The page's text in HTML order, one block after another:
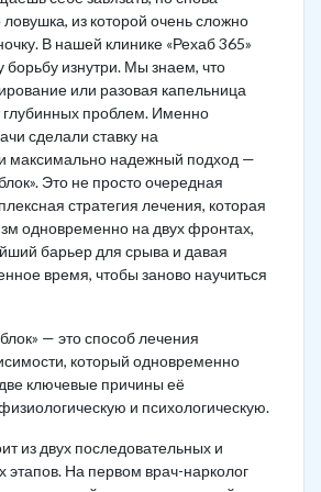
из которой очень сложно
В нашей клинике «Рехаб 365»
изнутри. Мы знаем, что
или разовая капельница
проблем. Именно
сделали ставку на
максимально надежный подход —
Это не просто очередная
стратегия лечения, которая
одновременно на двух фронтах,
барьер для срыва и давая
время, чтобы заново научиться
— это способ лечения
который одновременно
ключевые причины её
и психологическую.
из двух последовательных и
этапов. На первом врач-нарколог